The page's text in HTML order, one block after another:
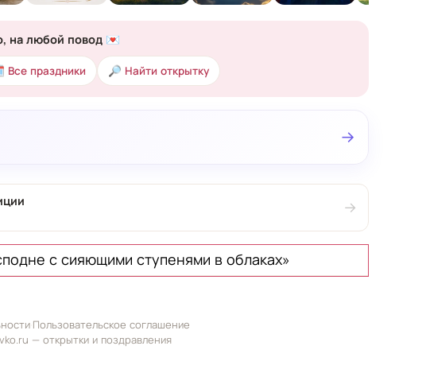
на любой повод 💌
праздники 🔎 Найти открытку
→
→
с сияющими ступенями в облаках»
· Пользовательское соглашение
— открытки и поздравления